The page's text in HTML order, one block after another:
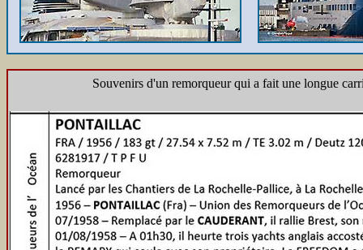
Souvenirs d'un remorqueur qui a fait une longue